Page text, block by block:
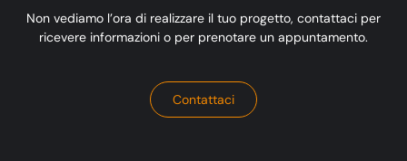
Non vediamo l’ora di realizzare il tuo progetto, contattaci per
ricevere informazioni o per prenotare un appuntamento.
Contattaci